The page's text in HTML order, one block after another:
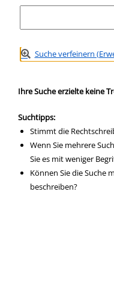
Suche verfeinern
Ihre Suche erzielte keine
Suchtipps:
Stimmt die
Wenn Sie mehrere
Sie es mit weniger
Können Sie die Suche
beschreiben?